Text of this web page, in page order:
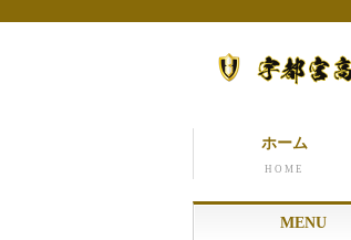
ホーム
HOME
MENU